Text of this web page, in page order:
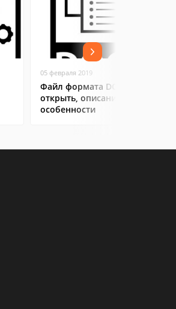
05 февраля 2019
Файл формата DOCX: чем
открыть, описание,
особенности